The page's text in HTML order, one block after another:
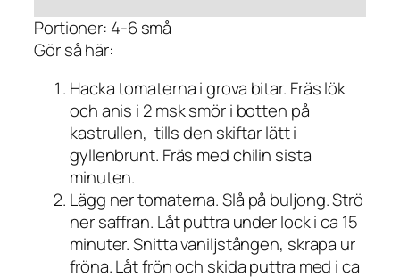
Portioner: 4-6 små
Gör så här:
Hacka tomaterna i grova bitar. Fräs lök
och anis i 2 msk smör i botten på
kastrullen, tills den skiftar lätt i
gyllenbrunt. Fräs med chilin sista
minuten.
Lägg ner tomaterna. Slå på buljong. Strö
ner saffran. Låt puttra under lock i ca 15
minuter. Snitta vaniljstången, skrapa ur
fröna. Låt frön och skida puttra med i ca